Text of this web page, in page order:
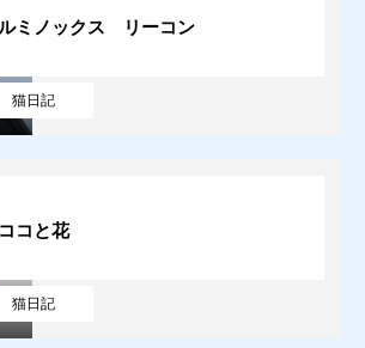
猫日記
ルミノックス リーコン
猫日記
ココと花